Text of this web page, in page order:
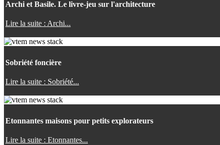
Archi et Basile. Le livre-jeu sur l'architecture
Lire la suite : Archi...
Sobriété foncière
Lire la suite : Sobriété...
Etonnantes maisons pour petits explorateurs
Lire la suite : Etonnantes...